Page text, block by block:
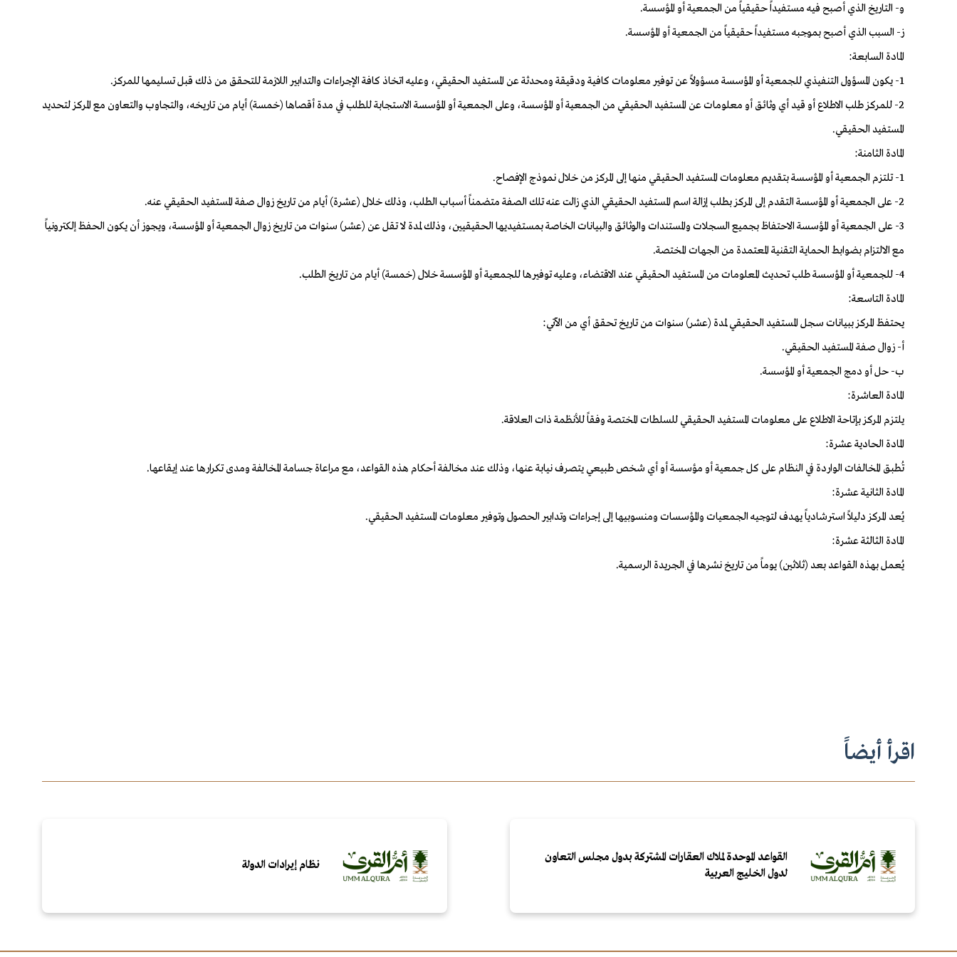
و- التاريخ الذي أصبح فيه مستفيداً حقيقياً من الجمعية أو المؤسسة.
ز- السبب الذي أصبح بموجبه مستفيداً حقيقياً من الجمعية أو المؤسسة.
المادة السابعة:
1- يكون المسؤول التنفيذي للجمعية أو المؤسسة مسؤولاً عن توفير معلومات كافية ودقيقة ومحدثة عن المستفيد الحقيقي، وعليه اتخاذ كافة الإجراءات والتدابير اللازمة للتحقق من ذلك قبل تسليمها للمركز.
2- للمركز طلب الاطلاع أو قيد أي وثائق أو معلومات عن المستفيد الحقيقي من الجمعية أو المؤسسة، وعلى الجمعية أو المؤسسة الاستجابة للطلب في مدة أقصاها (خمسة) أيام من تاريخه، والتجاوب والتعاون مع المركز لتحديد
المستفيد الحقيقي.
المادة الثامنة:
1- تلتزم الجمعية أو المؤسسة بتقديم معلومات المستفيد الحقيقي منها إلى المركز من خلال نموذج الإفصاح.
2- على الجمعية أو المؤسسة التقدم إلى المركز بطلب إزالة اسم المستفيد الحقيقي الذي زالت عنه تلك الصفة متضمناً أسباب الطلب، وذلك خلال (عشرة) أيام من تاريخ زوال صفة المستفيد الحقيقي عنه.
3- على الجمعية أو المؤسسة الاحتفاظ بجميع السجلات والمستندات والوثائق والبيانات الخاصة بمستفيديها الحقيقيين، وذلك لمدة لا تقل عن (عشر) سنوات من تاريخ زوال الجمعية أو المؤسسة، ويجوز أن يكون الحفظ إلكترونياً
مع الالتزام بضوابط الحماية التقنية المعتمدة من الجهات المختصة.
4- للجمعية أو المؤسسة طلب تحديث المعلومات من المستفيد الحقيقي عند الاقتضاء، وعليه توفيرها للجمعية أو المؤسسة خلال (خمسة) أيام من تاريخ الطلب.
المادة التاسعة:
يحتفظ المركز ببيانات سجل المستفيد الحقيقي لمدة (عشر) سنوات من تاريخ تحقق أي من الآتي:
أ- زوال صفة المستفيد الحقيقي.
ب- حل أو دمج الجمعية أو المؤسسة.
المادة العاشرة:
يلتزم المركز بإتاحة الاطلاع على معلومات المستفيد الحقيقي للسلطات المختصة وفقاً للأنظمة ذات العلاقة.
المادة الحادية عشرة:
تُطبق المخالفات الواردة في النظام على كل جمعية أو مؤسسة أو أي شخص طبيعي يتصرف نيابة عنها، وذلك عند مخالفة أحكام هذه القواعد، مع مراعاة جسامة المخالفة ومدى تكرارها عند إيقاعها.
المادة الثانية عشرة:
يُعد المركز دليلاً استرشادياً يهدف لتوجيه الجمعيات والمؤسسات ومنسوبيها إلى إجراءات وتدابير الحصول وتوفير معلومات المستفيد الحقيقي.
المادة الثالثة عشرة:
يُعمل بهذه القواعد بعد (ثلاثين) يوماً من تاريخ نشرها في الجريدة الرسمية.
اقرأ أيضاً
القواعد الموحدة لملاك العقارات المشتركة بدول مجلس التعاون
لدول الخليج العربية
نظام إيرادات الدولة